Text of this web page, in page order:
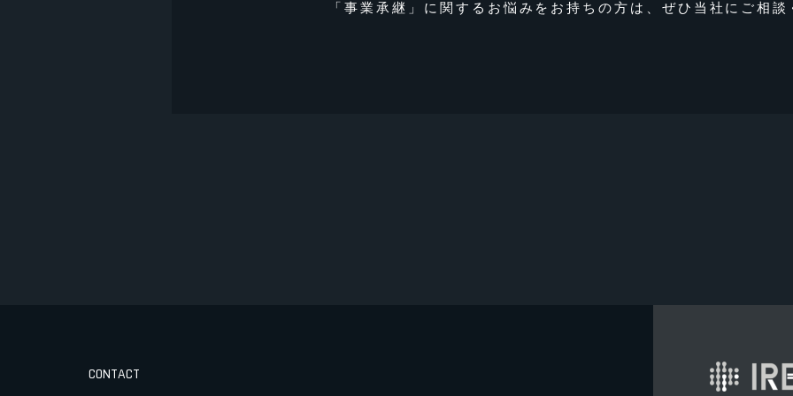
「事業承継」に関するお悩みをお持ちの方は、ぜひ当社に ご相談
CONTACT